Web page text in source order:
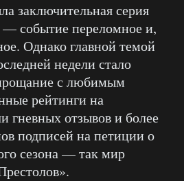
заключительная серия
— событие переломное и,
Однако главной темой
недели стало
с любимым
рейтинги на
гневных отзывов и более
подписей на петиции о
сезона — так мир